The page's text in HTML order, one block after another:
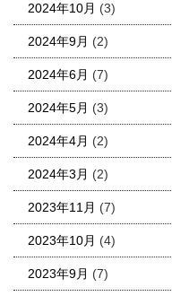
2024年10月 (3)
2024年9月 (2)
2024年6月 (7)
2024年5月 (3)
2024年4月 (2)
2024年3月 (2)
2023年11月 (7)
2023年10月 (4)
2023年9月 (7)